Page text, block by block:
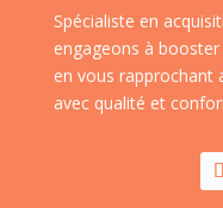
Spécialiste en
engageons à
en vous rapprochant
avec qualité et